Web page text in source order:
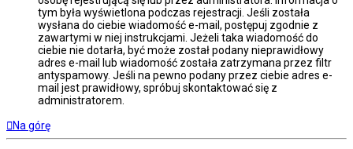
tym była wyświetlona podczas rejestracji. Jeśli została
wysłana do ciebie wiadomość e-mail, postępuj zgodnie z
zawartymi w niej instrukcjami. Jeżeli taka wiadomość do
ciebie nie dotarła, być może został podany nieprawidłowy
adres e-mail lub wiadomość została zatrzymana przez filtr
antyspamowy. Jeśli na pewno podany przez ciebie adres e-
mail jest prawidłowy, spróbuj skontaktować się z
administratorem.
Na górę